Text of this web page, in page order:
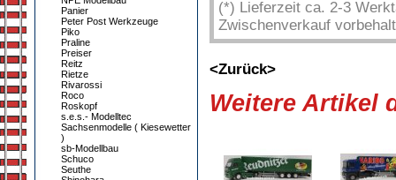
Panier
Peter Post Werkzeuge
Piko
Praline
Preiser
Reitz
Rietze
Rivarossi
Roco
Roskopf
s.e.s.- Modelltec
Sachsenmodelle ( Kiesewetter
)
sb-Modellbau
Schuco
Seuthe
(*) Lieferzeit ca. 2-3
Zwischenverkauf
<Zurück>
Weitere Artikel